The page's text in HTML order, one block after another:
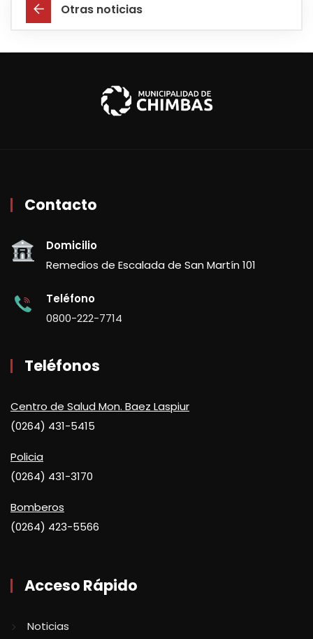
Otras noticias
Contacto
Domicilio
Remedios de Escalada de San Martín 101
Teléfono
0800-222-7714
Teléfonos
Centro de Salud Mon. Baez Laspiur
(0264) 431-5415
Policia
(0264) 431-3170
Bomberos
(0264) 423-5566
Acceso Rápido
Noticias